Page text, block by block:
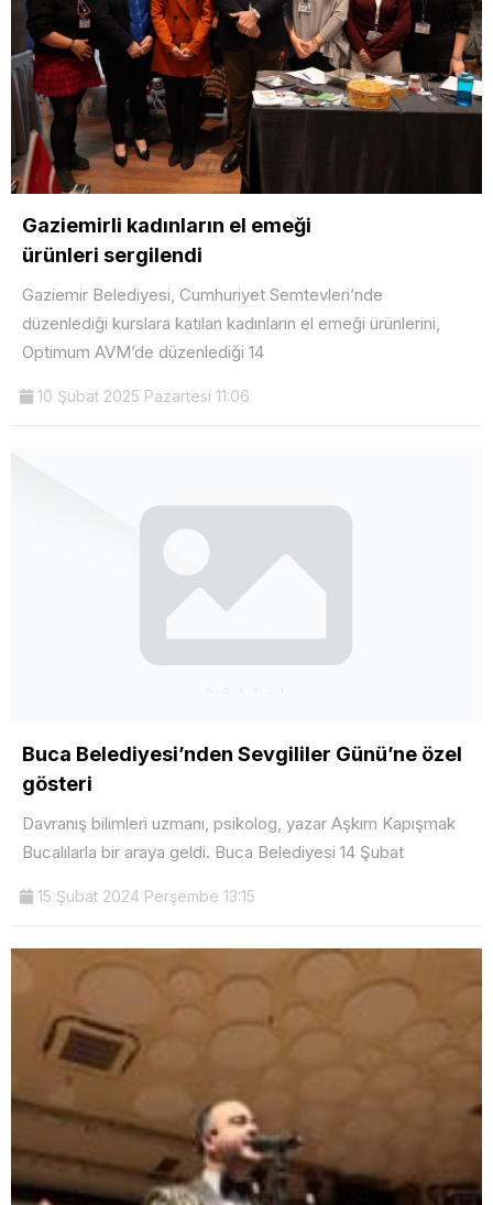
Gaziemirli kadınların el emeği
ürünleri sergilendi
Gaziemir Belediyesi, Cumhuriyet Semtevleri’nde
düzenlediği kurslara katılan kadınların el emeği ürünlerini,
Optimum AVM’de düzenlediği 14
10 Şubat 2025 Pazartesi 11:06
Buca Belediyesi’nden Sevgililer Günü’ne özel
gösteri
Davranış bilimleri uzmanı, psikolog, yazar Aşkım Kapışmak
Bucalılarla bir araya geldi. Buca Belediyesi 14 Şubat
15 Şubat 2024 Perşembe 13:15